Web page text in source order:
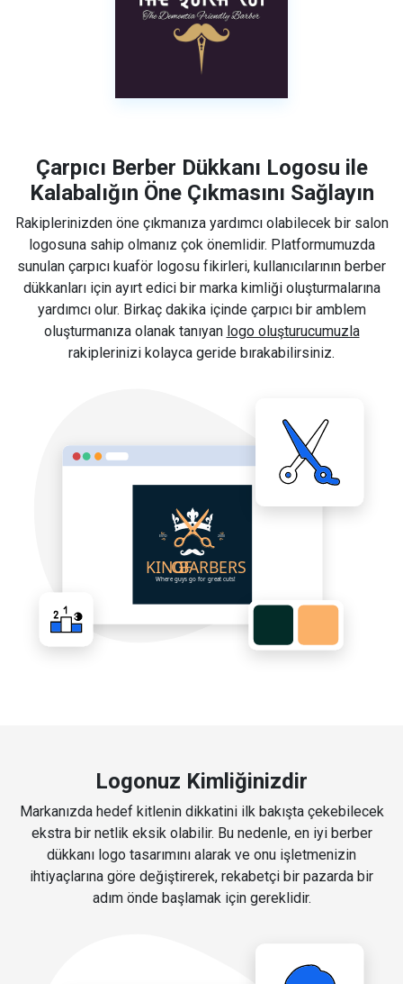
Çarpıcı Berber Dükkanı Logosu ile
Kalabalığın Öne Çıkmasını Sağlayın
Rakiplerinizden öne çıkmanıza yardımcı olabilecek bir salon
logosuna sahip olmanız çok önemlidir. Platformumuzda
sunulan çarpıcı kuaför logosu fikirleri, kullanıcılarının berber
dükkanları için ayırt edici bir marka kimliği oluşturmalarına
yardımcı olur. Birkaç dakika içinde çarpıcı bir amblem
oluşturmanıza olanak tanıyan logo oluşturucumuzla
rakiplerinizi kolayca geride bırakabilirsiniz.
Logonuz Kimliğinizdir
Markanızda hedef kitlenin dikkatini ilk bakışta çekebilecek
ekstra bir netlik eksik olabilir. Bu nedenle, en iyi berber
dükkanı logo tasarımını alarak ve onu işletmenizin
ihtiyaçlarına göre değiştirerek, rekabetçi bir pazarda bir
adım önde başlamak için gereklidir.